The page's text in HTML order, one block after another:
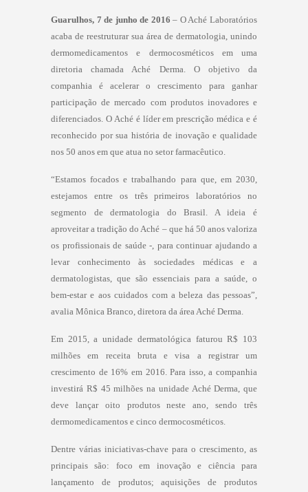
Guarulhos, 7 de junho de 2016 – O Aché Laboratórios
acaba de reestruturar sua área de dermatologia, unindo
dermomedicamentos e dermocosméticos em uma
diretoria chamada Aché Derma. O objetivo da
companhia é acelerar o crescimento para ganhar
participação de mercado com produtos inovadores e
diferenciados. O Aché é líder em prescrição médica e é
reconhecido por sua história de inovação e qualidade
nos 50 anos em que atua no setor farmacêutico.
“Estamos focados e trabalhando para que, em 2030,
estejamos entre os três primeiros laboratórios no
segmento de dermatologia do Brasil. A ideia é
aproveitar a tradição do Aché – que há 50 anos valoriza
os profissionais de saúde -, para continuar ajudando a
levar conhecimento às sociedades médicas e a
dermatologistas, que são essenciais para a saúde, o
bem-estar e aos cuidados com a beleza das pessoas”,
avalia Mônica Branco, diretora da área Aché Derma.
Em 2015, a unidade dermatológica faturou R$ 103
milhões em receita bruta e visa a registrar um
crescimento de 16% em 2016. Para isso, a companhia
investirá R$ 45 milhões na unidade Aché Derma, que
deve lançar oito produtos neste ano, sendo três
dermomedicamentos e cinco dermocosméticos.
Dentre várias iniciativas-chave para o crescimento, as
principais são: foco em inovação e ciência para
lançamento de produtos; aquisições de produtos